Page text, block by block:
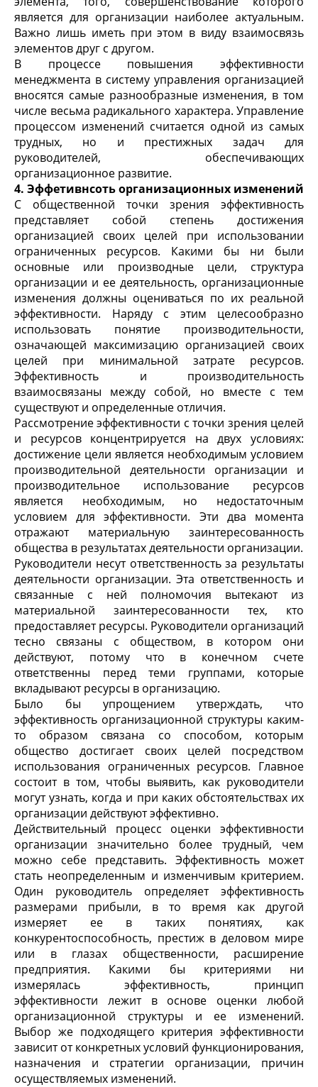
является для организации наиболее актуальным.
Важно лишь иметь при этом в виду взаимосвязь
элементов друг с другом.
В процессе повышения эффективности
менеджмента в систему управления организацией
вносятся самые разнообразные изменения, в том
числе весьма радикального характера. Управление
процессом изменений считается одной из самых
трудных, но и престижных задач для
руководителей, обеспечивающих
организационное развитие.
4. Эффетивнсоть организационных изменений
С общественной точки зрения эффективность
представляет собой степень достижения
организацией своих целей при использовании
ограниченных ресурсов. Какими бы ни были
основные или производные цели, структура
организации и ее деятельность, организационные
изменения должны оцениваться по их реальной
эффективности. Наряду с этим целесообразно
использовать понятие производительности,
означающей максимизацию организацией своих
целей при минимальной затрате ресурсов.
Эффективность и производительность
взаимосвязаны между собой, но вместе с тем
существуют и определенные отличия.
Рассмотрение эффективности с точки зрения целей
и ресурсов концентрируется на двух условиях:
достижение цели является необходимым условием
производительной деятельности организации и
производительное использование ресурсов
является необходимым, но недостаточным
условием для эффективности. Эти два момента
отражают материальную заинтересованность
общества в результатах деятельности организации.
Руководители несут ответственность за результаты
деятельности организации. Эта ответственность и
связанные с ней полномочия вытекают из
материальной заинтересованности тех, кто
предоставляет ресурсы. Руководители организаций
тесно связаны с обществом, в котором они
действуют, потому что в конечном счете
ответственны перед теми группами, которые
вкладывают ресурсы в организацию.
Было бы упрощением утверждать, что
эффективность организационной структуры каким-
то образом связана со способом, которым
общество достигает своих целей посредством
использования ограниченных ресурсов. Главное
состоит в том, чтобы выявить, как руководители
могут узнать, когда и при каких обстоятельствах их
организации действуют эффективно.
Действительный процесс оценки эффективности
организации значительно более трудный, чем
можно себе представить. Эффективность может
стать неопределенным и изменчивым критерием.
Один руководитель определяет эффективность
размерами прибыли, в то время как другой
измеряет ее в таких понятиях, как
конкурентоспособность, престиж в деловом мире
или в глазах общественности, расширение
предприятия. Какими бы критериями ни
измерялась эффективность, принцип
эффективности лежит в основе оценки любой
организационной структуры и ее изменений.
Выбор же подходящего критерия эффективности
зависит от конкретных условий функционирования,
назначения и стратегии организации, причин
осуществляемых изменений.